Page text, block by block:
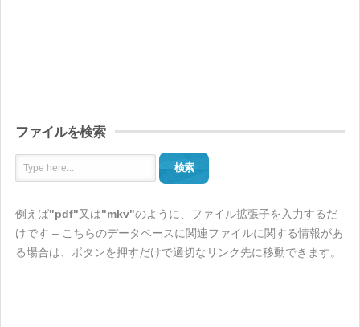
ファイルを検索
検索
例えば"pdf"又は"mkv"のように、ファイル拡張子を入力するだ
けです – こちらのデータベースに関連ファイルに関する情報があ
る場合は、ボタンを押すだけで適切なリンク先に移動できます。